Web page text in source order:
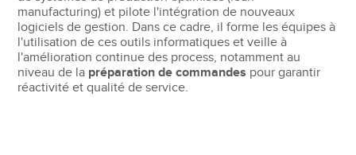
manufacturing) et pilote l'intégration de nouveaux
logiciels de gestion. Dans ce cadre, il forme les équipes à
l'utilisation de ces outils informatiques et veille à
l'amélioration continue des process, notamment au
niveau de la préparation de commandes pour garantir
réactivité et qualité de service.